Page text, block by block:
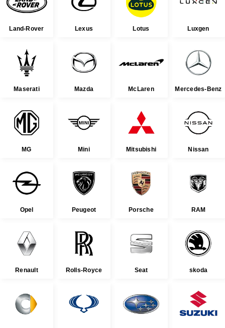
Land-Rover Lexus Lotus Luxgen
Maserati Mazda McLaren Mercedes-Benz
MG Mini Mitsubishi Nissan
Opel Peugeot Porsche RAM
Renault Rolls-Royce Seat skoda